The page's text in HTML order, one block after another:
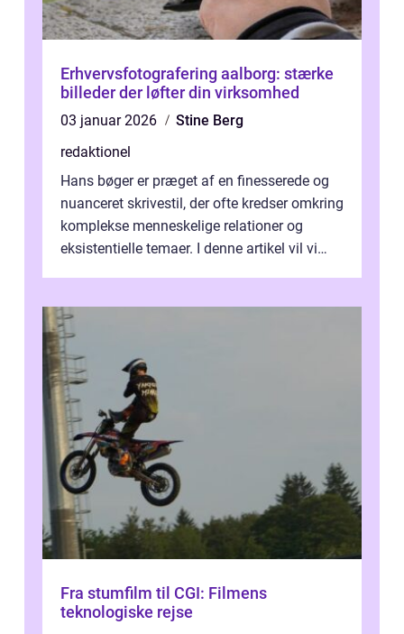
Erhvervsfotografering aalborg: stærke
billeder der løfter din virksomhed
03 januar 2026
Stine Berg
redaktionel
Hans bøger er præget af en finesserede og
nuanceret skrivestil, der ofte kredser omkring
komplekse menneskelige relationer og
eksistentielle temaer. I denne artikel vil vi
Fra stumfilm til CGI: Filmens
teknologiske rejse